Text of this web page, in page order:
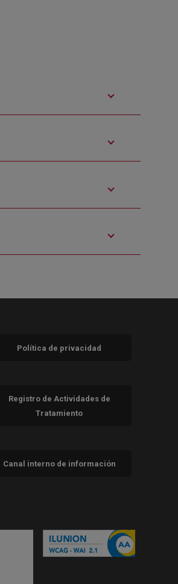
Política de privacidad
Registro de Actividades de
Tratamiento
Canal interno de información